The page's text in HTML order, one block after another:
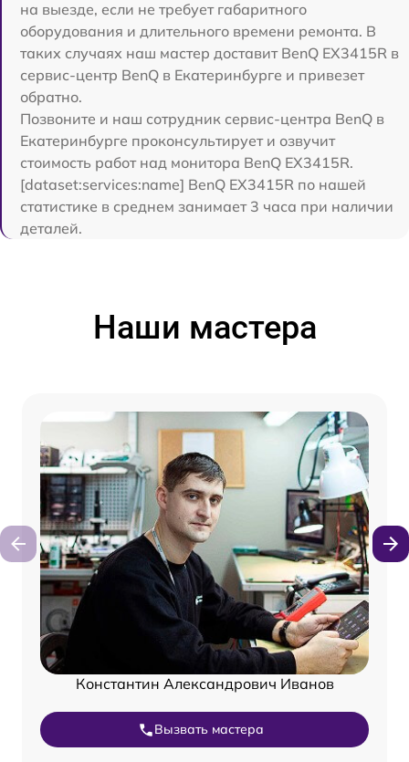
на выезде, если не требует габаритного
оборудования и длительного времени ремонта. В
таких случаях наш мастер доставит BenQ EX3415R в
сервис-центр BenQ в Екатеринбурге и привезет
обратно.
Позвоните и наш сотрудник сервис-центра BenQ в
Екатеринбурге проконсультирует и озвучит
стоимость работ над монитора BenQ EX3415R.
[dataset:services:name] BenQ EX3415R по нашей
статистике в среднем занимает 3 часа при наличии
деталей.
Наши мастера
Константин Александрович Иванов
Вызвать мастера